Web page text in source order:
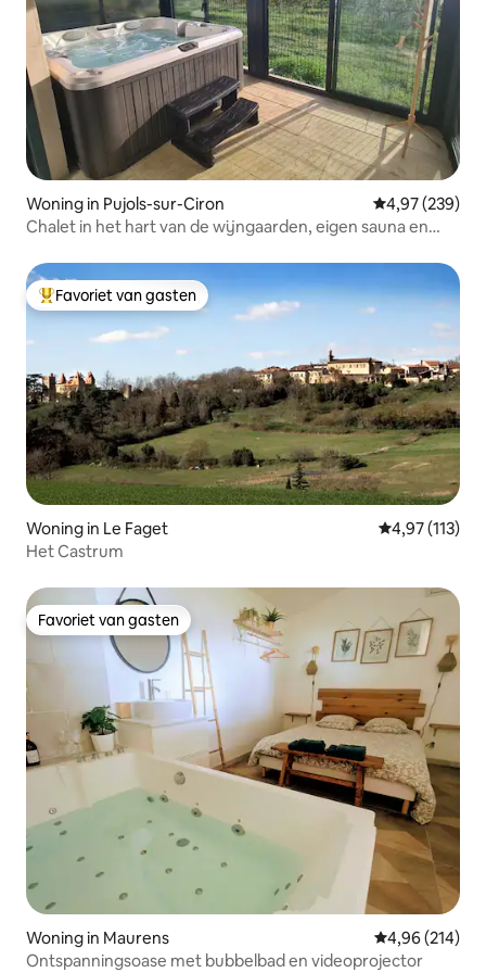
Woning in Pujols-sur-Ciron Gemiddelde
4,97 (239)
Chalet in het hart van de wijngaarden, eigen sauna en
Topfavoriet van gasten
Favoriet van gasten
Woning in Le Faget Gemiddelde
4,97 (113)
Het Castrum
Favoriet van gasten
Favoriet van gasten
Woning in Maurens Gemiddelde
4,96 (214)
Ontspanningsoase met bubbelbad en videoprojector